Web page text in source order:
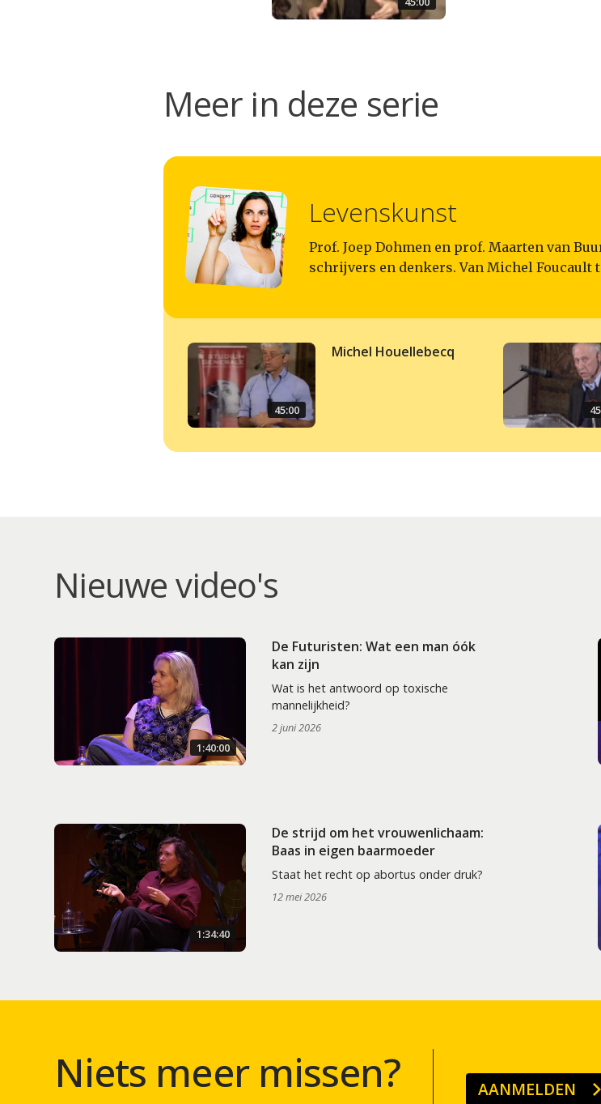
Meer in deze serie
Levenskunst
Prof. Joep Dohmen en prof. Maarten van
schrijvers en denkers. Van Michel Foucault
45:00
Michel Houellebecq
Nieuwe video's
1:40:00
De Futuristen: Wat een man óók
kan zijn
Wat is het antwoord op toxische
mannelijkheid?
2 juni 2026
1:34:40
De strijd om het vrouwenlichaam:
Baas in eigen baarmoeder
Staat het recht op abortus onder druk?
12 mei 2026
Niets meer missen? AANMELDEN